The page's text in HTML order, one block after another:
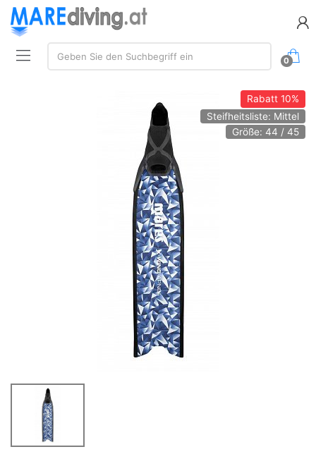
Suchen:
Geben Sie den Suchbegriff ein
0
Rabatt10%
Steifheitsliste: Mittel
Größe: 44 / 45